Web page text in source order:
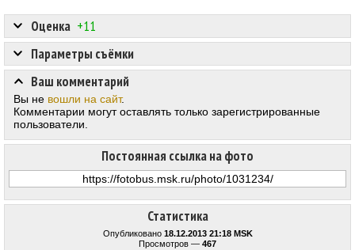
Статистика
Опубликовано 18.12.2013 21:18 MSK
Просмотров — 467
Оценка +11
Постоянная ссылка на фото
Параметры съёмки
Ваш комментарий
Вы не вошли на сайт.
Комментарии могут оставлять только зарегистрированные
пользователи.